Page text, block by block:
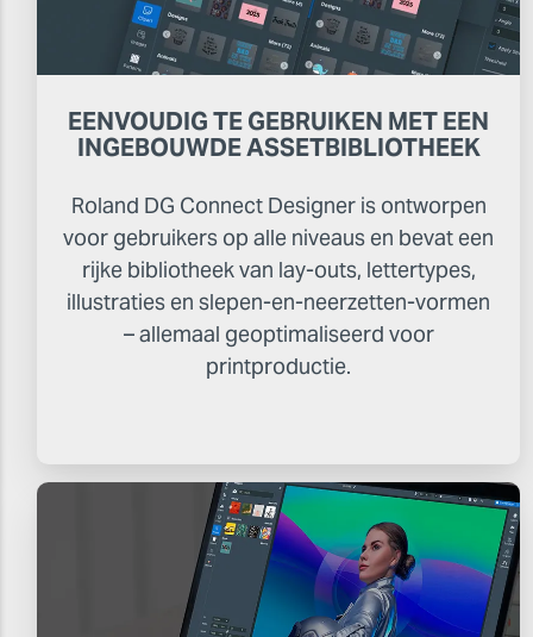
EENVOUDIG TE GEBRUIKEN MET EEN
INGEBOUWDE ASSETBIBLIOTHEEK
Roland DG Connect Designer is ontworpen
voor gebruikers op alle niveaus en bevat een
rijke bibliotheek van lay-outs, lettertypes,
illustraties en slepen-en-neerzetten-vormen
– allemaal geoptimaliseerd voor
printproductie.